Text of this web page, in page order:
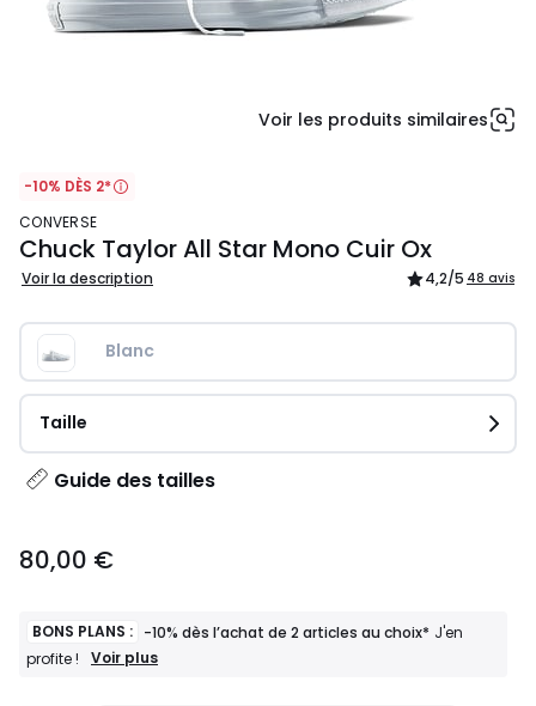
Voir les produits similaires
-10% DÈS 2*
CONVERSE
Chuck Taylor All Star Mono Cuir Ox
Voir la description 4,2/5 48 avis
Blanc
Taille
Guide des tailles
€.
80,00 €
BONS PLANS : -10% dès l’achat de 2 articles au choix* J'en
profite !
BONS
Voir plus